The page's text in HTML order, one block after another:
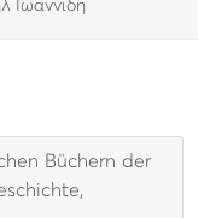
Ιωαννιδη
Büchern der